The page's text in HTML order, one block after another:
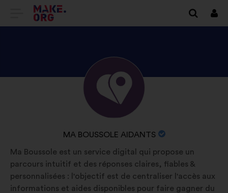
IDŹ
GŁÓWNEJ
MAKE.ORG
się
ODKRYJ
PROFIL
MA
BOUSSOLE
NAZWA
ORGANIZACJI:
MA BOUSSOLE AIDANTS
Życiorys:
Ma Boussole est un service digital qui propose un
parcours intuitif et des réponses claires, fiables &
personnalisées : l'objectif est de centraliser l'accès aux
informations et aides disponibles pour faire gagner du